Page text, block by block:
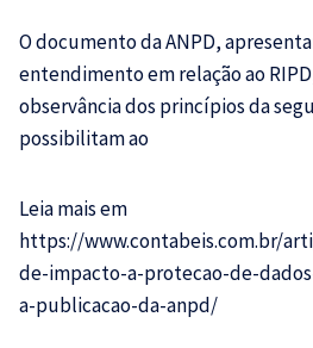
O documento da ANPD,
entendimento em relação ao
observância dos princípios da
possibilitam ao
Leia mais em
https://www.contabeis.com.br/
de-impacto-a-protecao-de-
a-publicacao-da-anpd/